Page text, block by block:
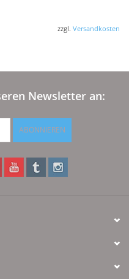
zzgl. Versandkosten
Newsletter an:
ABONNIEREN